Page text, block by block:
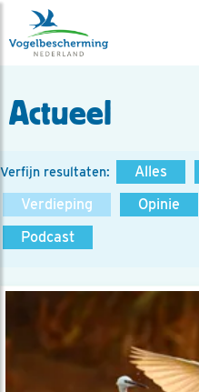
Actueel
Verfijn resultaten: Alles
Verdieping
Opinie
Podcast